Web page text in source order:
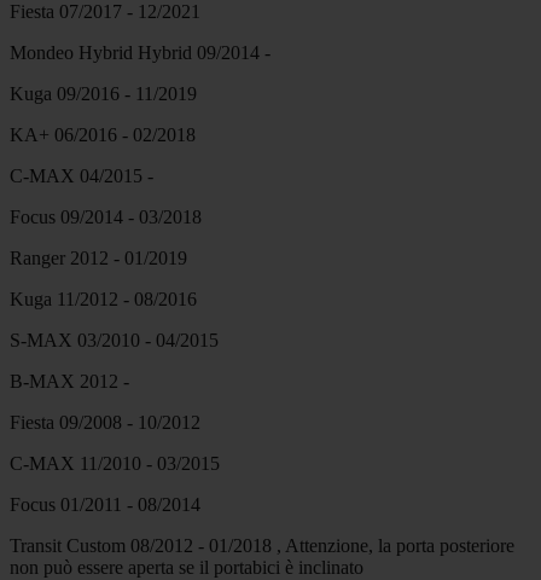
Fiesta 07/2017 - 12/2021
Mondeo Hybrid Hybrid 09/2014 -
Kuga 09/2016 - 11/2019
KA+ 06/2016 - 02/2018
C-MAX 04/2015 -
Focus 09/2014 - 03/2018
Ranger 2012 - 01/2019
Kuga 11/2012 - 08/2016
S-MAX 03/2010 - 04/2015
B-MAX 2012 -
Fiesta 09/2008 - 10/2012
C-MAX 11/2010 - 03/2015
Focus 01/2011 - 08/2014
Transit Custom 08/2012 - 01/2018 , Attenzione, la porta posteriore
non può essere aperta se il portabici è inclinato